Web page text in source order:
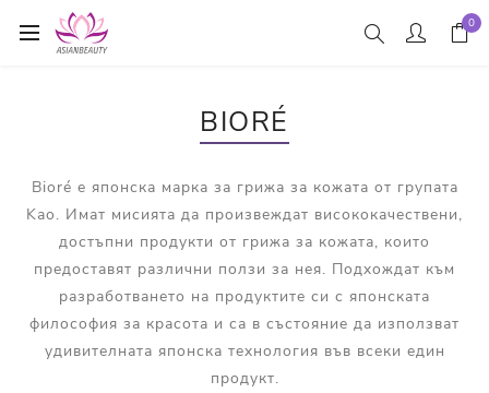
0
BIORÉ
Bioré е японска марка за грижа за кожата от групата
Kao. Имат мисията да произвеждат висококачествени,
достъпни продукти от грижа за кожата, които
предоставят различни ползи за нея. Подхождат към
разработването на продуктите си с японската
философия за красота и са в състояние да използват
удивителната японска технология във всеки един
продукт.